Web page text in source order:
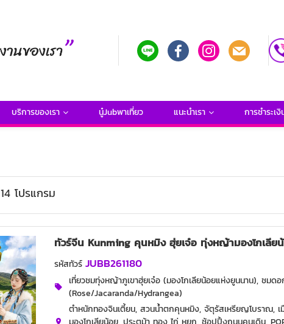
บริการของเรา นู๋Jubพาเที่ยว แนะนำเรา การชำระเงิ
14โปรแกรม
ทัวร์จีน Kunming คุนหมิง ฮุ่ยเจ๋อ ทุ่งหญ้ามองโกเลีย
รหัสทัวร์ JUBB261180
เที่ยวชมทุ่งหญ้าภูเขาฮุ่ยเจ๋อ (มองโกเลียน้อยแห่งยูนนาน), ชมด
(Rose/Jacaranda/Hydrangea)
ตำหนักทองจินเตี้ยน, สวนน้ำตกคุนหมิง, จัตุรัสเหรียญโบราณ, เ